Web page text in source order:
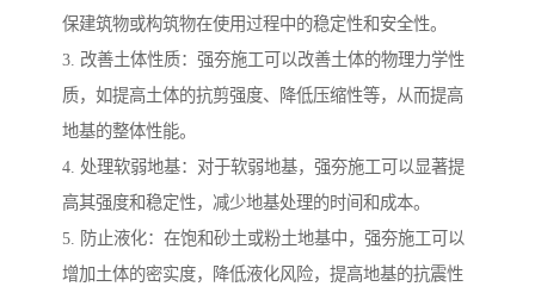
保建筑物或构筑物在使用过程中的稳定性和安全性。
3. 改善土体性质：强夯施工可以改善土体的物理力学性
质，如提高土体的抗剪强度、降低压缩性等，从而提高
地基的整体性能。
4. 处理软弱地基：对于软弱地基，强夯施工可以显著提
高其强度和稳定性，减少地基处理的时间和成本。
5. 防止液化：在饱和砂土或粉土地基中，强夯施工可以
增加土体的密实度，降低液化风险，提高地基的抗震性